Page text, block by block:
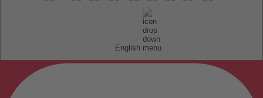
English